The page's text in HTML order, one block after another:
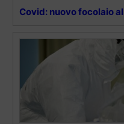
Covid: nuovo focolaio